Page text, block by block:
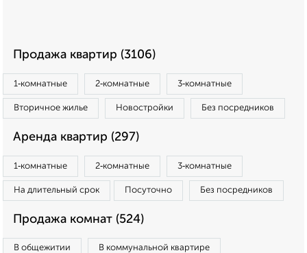
Продажа квартир (3106)
1‑комнатные 2‑комнатные 3‑комнатные
Вторичное жилье Новостройки Без посредников
Аренда квартир (297)
1‑комнатные 2‑комнатные 3‑комнатные
На длительный срок Посуточно Без посредников
Продажа комнат (524)
В общежитии В коммунальной квартире